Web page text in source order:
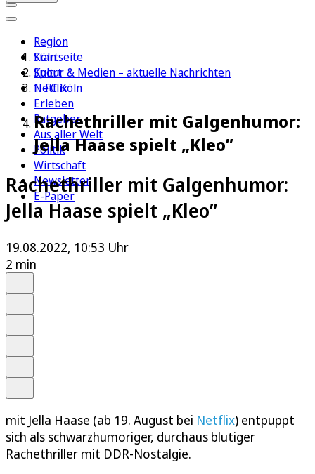
Region
Köln
Sport
1. FC Köln
Erleben
Ratgeber
Aus aller Welt
Politik
Wirtschaft
Newsletter
E-Paper
Startseite
Kultur & Medien – aktuelle Nachrichten
Netflix
Rachethriller mit Galgenhumor:
Jella Haase spielt „Kleo”
Rachethriller mit Galgenhumor:
Jella Haase spielt „Kleo”
19.08.2022, 10:53 Uhr
2 min
mit Jella Haase (ab 19. August bei Netflix) entpuppt
sich als schwarzhumoriger, durchaus blutiger
Rachethriller mit DDR-Nostalgie.